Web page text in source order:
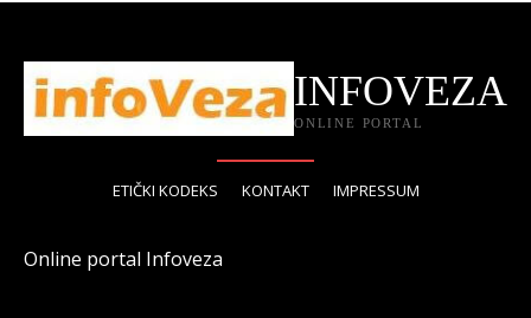
INFOVEZA
ONLINE PORTAL
ETIČKI KODEKS KONTAKT IMPRESSUM
Online portal Infoveza